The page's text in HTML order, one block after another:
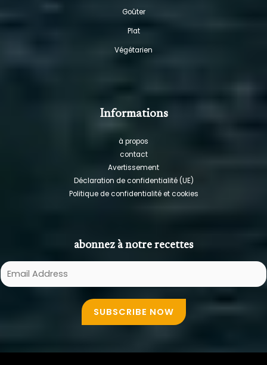
Goûter
Plat
Végétarien
Informations
à propos
contact
Avertissement
Déclaration de confidentialité (UE)
Politique de confidentialité et cookies
abonnez à notre recettes
E
m
SUBSCRIBE NOW